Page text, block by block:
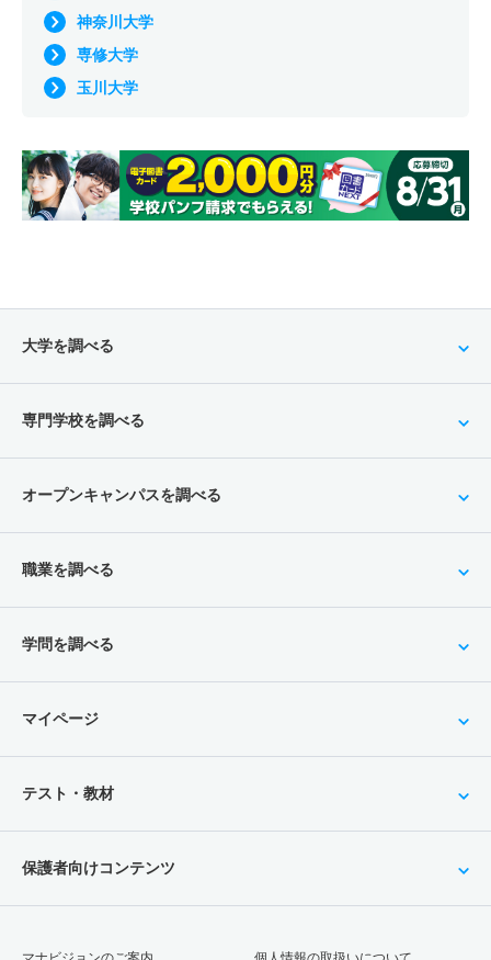
神奈川大学
専修大学
玉川大学
大学を調べる
専門学校を調べる
オープンキャンパスを調べる
職業を調べる
学問を調べる
マイページ
テスト・教材
保護者向けコンテンツ